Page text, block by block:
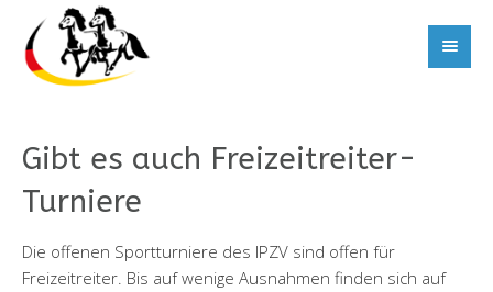
Gibt es auch Freizeitreiter-
Turniere
Die offenen Sportturniere des IPZV sind offen für
Freizeitreiter. Bis auf wenige Ausnahmen finden sich auf